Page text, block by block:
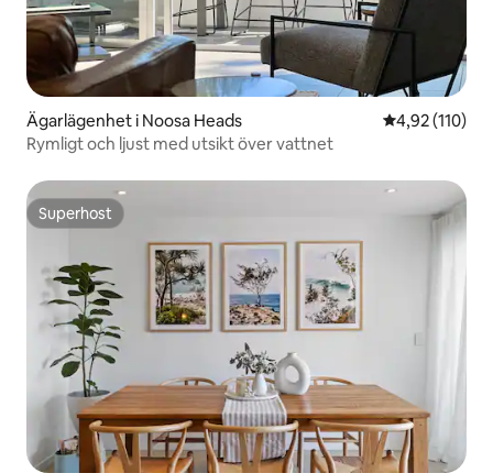
Ägarlägenhet i Noosa Heads 4,92 av 5 i
4,92 (110)
Rymligt och ljust med utsikt över vattnet
Superhost
Superhost